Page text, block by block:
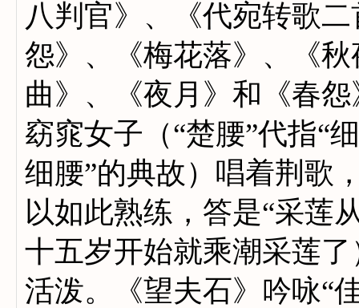
八判官》、《代宛转歌
怨》、《梅花落》、《
曲》、《夜月》和《春
窈窕女子（“楚腰”代指“
细腰”的典故）唱着荆歌
以如此熟练，答是“采莲
十五岁开始就乘潮采莲
活泼。《望夫石》吟咏“